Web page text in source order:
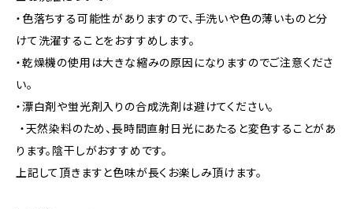
・色落ちする可能性がありますので、手洗いや色の薄いものと分
けて洗濯することをおすすめします。
・乾燥機の使用は大きな縮みの原因になりますのでご注意くださ
い。
・漂白剤や蛍光剤入りの合成洗剤は避けてください。
・天然染料のため、長時間直射日光にあたると変色することがあ
ります。陰干しがおすすめです。
上記して頂きますと色味が長くお楽しみ頂けます。